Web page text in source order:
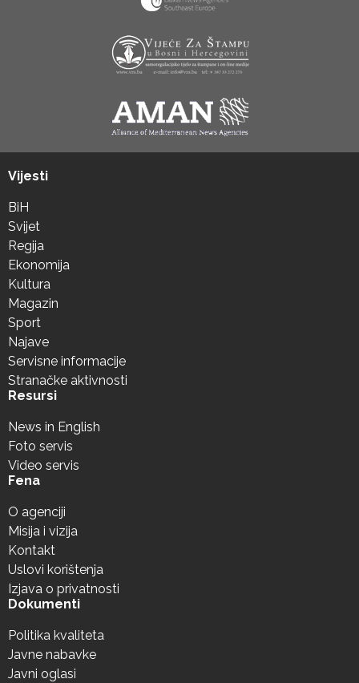
Vijesti
BiH
Svijet
Regija
Ekonomija
Kultura
Magazin
Sport
Najave
Servisne informacije
Stranačke aktivnosti
Resursi
News in English
Foto servis
Video servis
Fena
O agenciji
Misija i vizija
Kontakt
Uslovi korištenja
Izjava o privatnosti
Dokumenti
Politika kvaliteta
Javne nabavke
Javni oglasi